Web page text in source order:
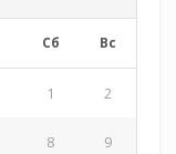
Сб Вс
1 2
8 9